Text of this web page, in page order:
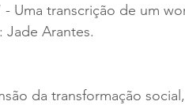
Uma transcrição de um
Jade Arantes.
da transformação